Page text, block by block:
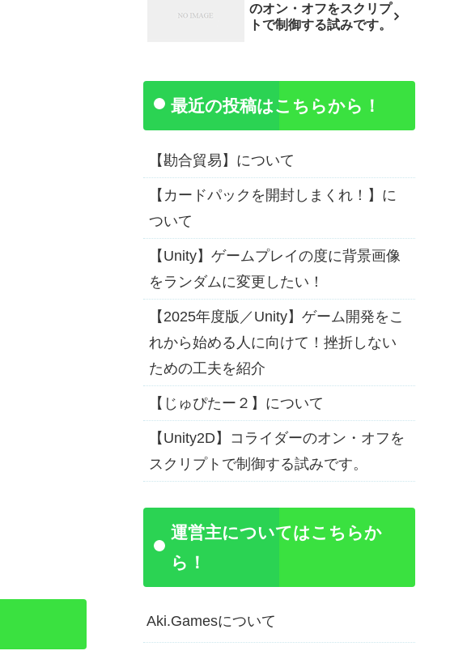
のオン・オフをスクリプ
トで制御する試みです。
最近の投稿はこちらから！
【勘合貿易】について
【カードパックを開封しまくれ！】に
ついて
【Unity】ゲームプレイの度に背景画像
をランダムに変更したい！
【2025年度版／Unity】ゲーム開発をこ
れから始める人に向けて！挫折しない
ための工夫を紹介
【じゅぴたー２】について
【Unity2D】コライダーのオン・オフを
スクリプトで制御する試みです。
運営主についてはこちらか
ら！
Aki.Gamesについて